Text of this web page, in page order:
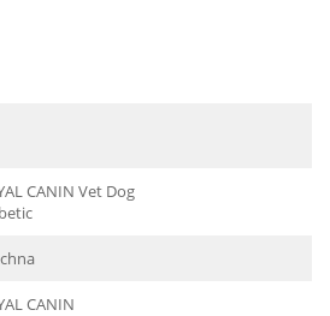
CANIN Vet Dog
CANIN